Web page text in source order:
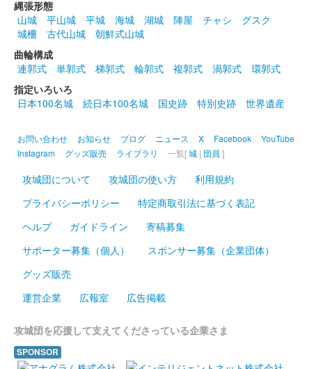
吉田城 御城印
販売終了
豊橋鉄道、豊橋市および田原市と共同で公共交通利用促進企画と
して、「御乗印＆御城印引換券付き 渥美線・市内線共通1日乗車
券」を限定500組で発売した際の特典で用意された御城印。文字
縄張形態
山城
平山城 平城 海城 湖城 陣屋 チャシ
グスク
城柵
古代山城
朝鮮式山城
曲輪構成
連郭式
単郭式 梯郭式 輪郭式 複郭式 渦郭式
環郭式
指定いろいろ
日本100名城
続日本100名城 国史跡 特別史跡 世界遺産
お問い合わせ お知らせ ブログ ニュース X Facebook
YouTube
Instagram
グッズ販売 ライブラリ 一覧[城 | 団員 ]
攻城団について 攻城団の使い方
利用規約
プライバシーポリシー
特定商取引法に基づく表記
ヘルプ
ガイドライン
寄稿募集
サポーター募集（個人）
スポンサー募集（企業団体）
グッズ販売
運営企業
広報室 広告掲載
攻城団を応援して支えてくださっている企業さま
SPONSOR